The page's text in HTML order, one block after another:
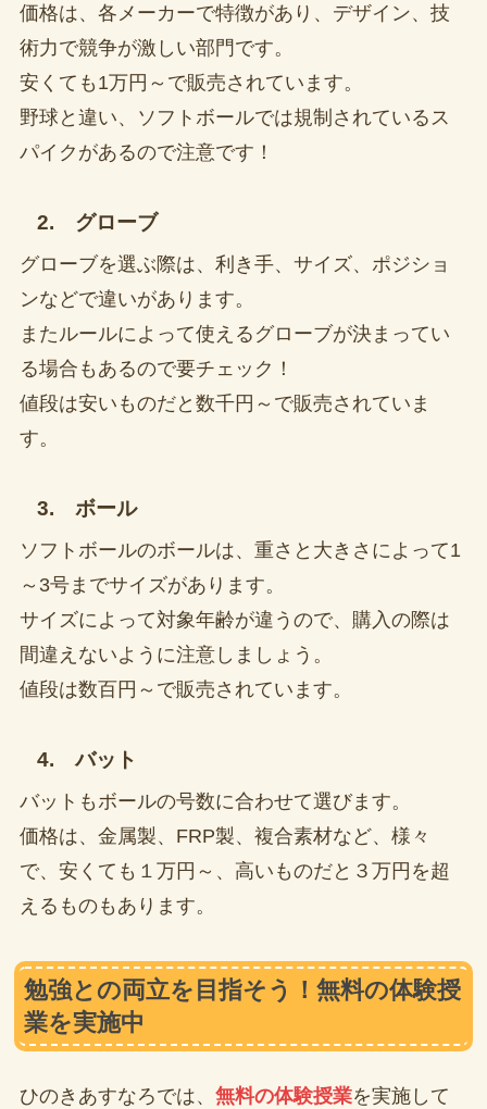
価格は、各メーカーで特徴があり、デザイン、技
術力で競争が激しい部門です。
安くても1万円～で販売されています。
野球と違い、ソフトボールでは規制されているス
パイクがあるので注意です！
2. グローブ
グローブを選ぶ際は、利き手、サイズ、ポジショ
ンなどで違いがあります。
またルールによって使えるグローブが決まってい
る場合もあるので要チェック！
値段は安いものだと数千円～で販売されていま
す。
3. ボール
ソフトボールのボールは、重さと大きさによって1
～3号までサイズがあります。
サイズによって対象年齢が違うので、購入の際は
間違えないように注意しましょう。
値段は数百円～で販売されています。
4. バット
バットもボールの号数に合わせて選びます。
価格は、金属製、FRP製、複合素材など、様々
で、安くても１万円～、高いものだと３万円を超
えるものもあります。
勉強との両立を目指そう！無料の体験授
業を実施中
ひのきあすなろでは、 無料の体験授業を実施して